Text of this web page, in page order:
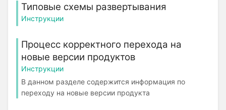
Типовые схемы развертывания
Инструкции
Процесс корректного перехода на
новые версии продуктов
Инструкции
В данном разделе содержится информация по
переходу на новые версии продукта